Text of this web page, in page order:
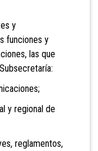
y
funciones y
las que
y regional de
reglamentos,